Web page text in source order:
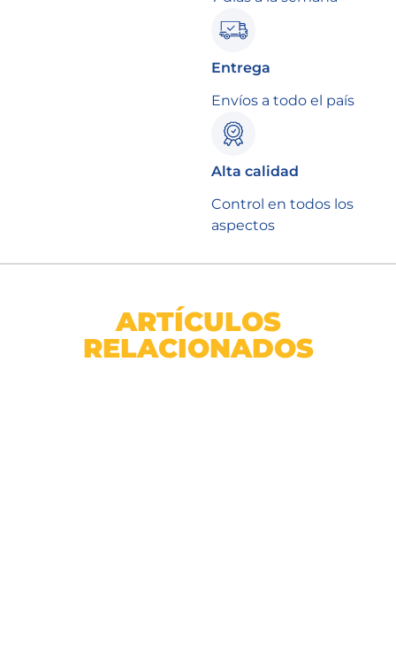
Entrega
Envíos a todo el país
Alta calidad
Control en todos los
aspectos
ARTÍCULOS
RELACIONADOS